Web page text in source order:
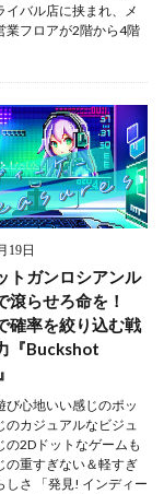
イバル店に挟まれ、メ
業フロアが2階から4階
19日
トガンロシアンル
滾らせろ命を！
確率を絞り込む戦
『Buckshot
び心地いい感じのポッ
のカジュアルなビジュ
の2Dドットなゲームも
の重すぎない＆軽すぎ
しさ 「発見! インディー